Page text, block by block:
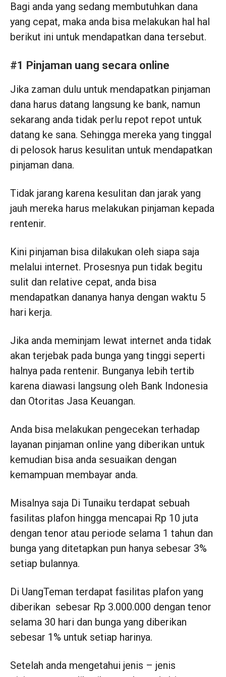
Bagi anda yang sedang membutuhkan dana
yang cepat, maka anda bisa melakukan hal hal
berikut ini untuk mendapatkan dana tersebut.
#1 Pinjaman uang secara online
Jika zaman dulu untuk mendapatkan pinjaman
dana harus datang langsung ke bank, namun
sekarang anda tidak perlu repot repot untuk
datang ke sana. Sehingga mereka yang tinggal
di pelosok harus kesulitan untuk mendapatkan
pinjaman dana.
Tidak jarang karena kesulitan dan jarak yang
jauh mereka harus melakukan pinjaman kepada
rentenir.
Kini pinjaman bisa dilakukan oleh siapa saja
melalui internet. Prosesnya pun tidak begitu
sulit dan relative cepat, anda bisa
mendapatkan dananya hanya dengan waktu 5
hari kerja.
Jika anda meminjam lewat internet anda tidak
akan terjebak pada bunga yang tinggi seperti
halnya pada rentenir. Bunganya lebih tertib
karena diawasi langsung oleh Bank Indonesia
dan Otoritas Jasa Keuangan.
Anda bisa melakukan pengecekan terhadap
layanan pinjaman online yang diberikan untuk
kemudian bisa anda sesuaikan dengan
kemampuan membayar anda.
Misalnya saja Di Tunaiku terdapat sebuah
fasilitas plafon hingga mencapai Rp 10 juta
dengan tenor atau periode selama 1 tahun dan
bunga yang ditetapkan pun hanya sebesar 3%
setiap bulannya.
Di UangTeman terdapat fasilitas plafon yang
diberikan sebesar Rp 3.000.000 dengan tenor
selama 30 hari dan bunga yang diberikan
sebesar 1% untuk setiap harinya.
Setelah anda mengetahui jenis – jenis